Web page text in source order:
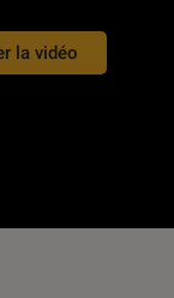
la vidéo